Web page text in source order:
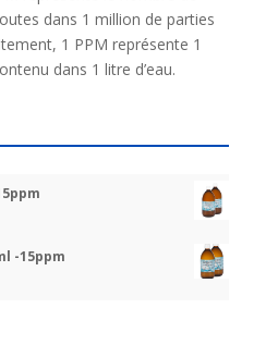
dans 1 million de parties
1 PPM représente 1
dans 1 litre d’eau.
-15ppm